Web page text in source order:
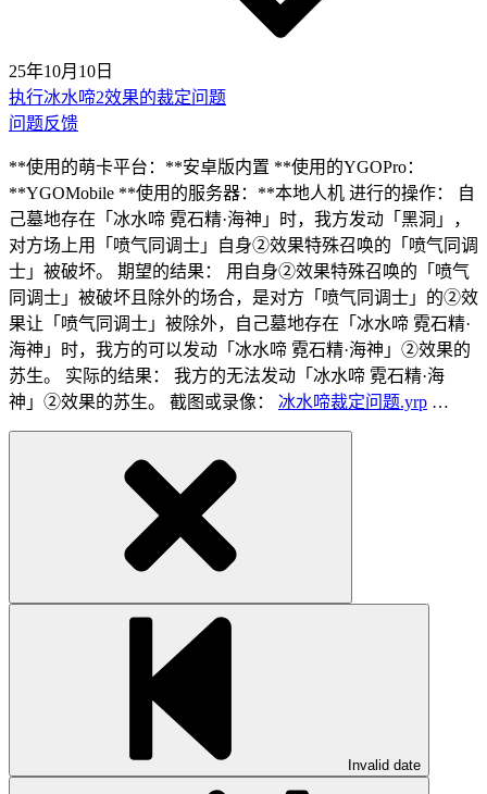
25年10月10日
执行冰水啼2效果的裁定问题
问题反馈
**使用的萌卡平台：**安卓版内置 **使用的YGOPro：
**YGOMobile **使用的服务器：**本地人机 进行的操作： 自
己墓地存在「冰水啼 霓石精·海神」时，我方发动「黑洞」，
对方场上用「喷气同调士」自身②效果特殊召唤的「喷气同调
士」被破坏。 期望的结果： 用自身②效果特殊召唤的「喷气
同调士」被破坏且除外的场合，是对方「喷气同调士」的②效
果让「喷气同调士」被除外，自己墓地存在「冰水啼 霓石精·
海神」时，我方的可以发动「冰水啼 霓石精·海神」②效果的
苏生。 实际的结果： 我方的无法发动「冰水啼 霓石精·海
神」②效果的苏生。 截图或录像： 冰水啼裁定问题.yrp …
Invalid date